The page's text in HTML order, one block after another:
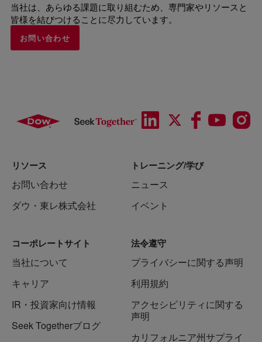
当社は、あらゆる課題に取り組むため、専門家やリソースと
皆様を結びつけることに尽力しています。
お問い合わせ
リソース
お問い合わせ
ダウ・東レ株式会社
トレーニング/学び
ニュース
イベント
コーポレートサイト
当社について
キャリア
IR・投資家向け情報
Seek Togetherブログ
法令遵守
プライバシーに関する声明
利用規約
アクセシビリティに関する
声明
カリフォルニア州サプライ